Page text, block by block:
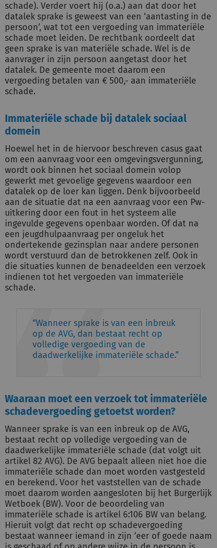
schade). Verder voert hij (o.a.) aan dat door het
datalek sprake is geweest van een ‘aantasting in de
persoon’, wat tot een vergoeding van immateriële
schade moet leiden. De rechtbank oordeelt dat
geen sprake is van materiële schade. Wel is de
aanvrager in zijn persoon aangetast door het
datalek. De gemeente moet daarom een
vergoeding betalen van € 500,- aan immateriële
schade.
Immateriële schade bij datalek sociaal
domein
Hoewel het in de hiervoor beschreven casus gaat
om een aanvraag voor een omgevingsvergunning,
wordt ook binnen het sociaal domein volop
gewerkt met gevoelige gegevens waardoor een
datalek op de loer kan liggen. Denk bijvoorbeeld
aan de situatie dat na een aanvraag voor een Pw-
uitkering door een fout in het systeem alle
ingevulde gegevens openbaar worden. Of dat na
een jeugdhulpaanvraag per ongeluk het
ondertekende gezinsplan naar andere personen
wordt verstuurd dan de betrokkenen zelf. Ook in
die situaties kunnen de benadeelden een verzoek
indienen tot het vergoeden van immateriële
schade.
Wanneer sprake is van een inbreuk
op de AVG, dan bestaat recht op
volledige vergoeding van de
daadwerkelijke immateriële schade.
Waaraan moet een verzoek tot immateriële
schadevergoeding getoetst worden?
Wanneer sprake is van een inbreuk op de AVG,
bestaat recht op volledige vergoeding van de
daadwerkelijke immateriële schade (dat volgt uit
artikel 82 AVG). De AVG bepaalt alleen niet hoe die
immateriële schade dan moet worden vastgesteld
en berekend. Voor het vaststellen van de schade
moet daarom worden aangesloten bij het Burgerlijk
Wetboek (BW). Voor de beoordeling van
immateriële schade is artikel 6:106 BW van belang.
Hieruit volgt dat recht op schadevergoeding
bestaat wanneer iemand in zijn ‘eer of goede naam